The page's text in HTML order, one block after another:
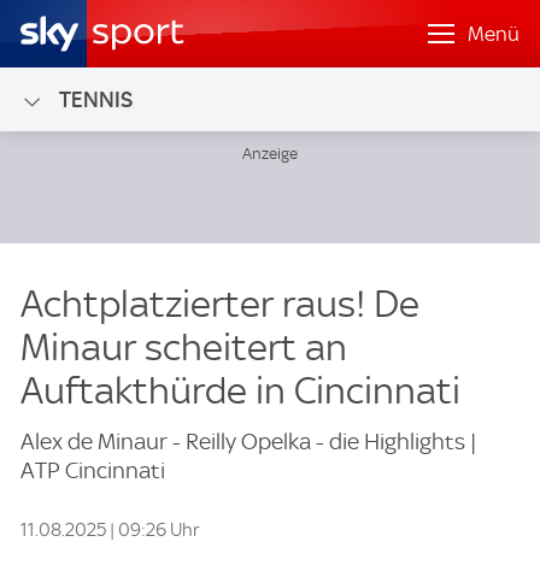
Menü
TENNIS
Achtplatzierter raus! De
Minaur scheitert an
Auftakthürde in Cincinnati
Alex de Minaur - Reilly Opelka - die Highlights |
ATP Cincinnati
11.08.2025 | 09:26 Uhr